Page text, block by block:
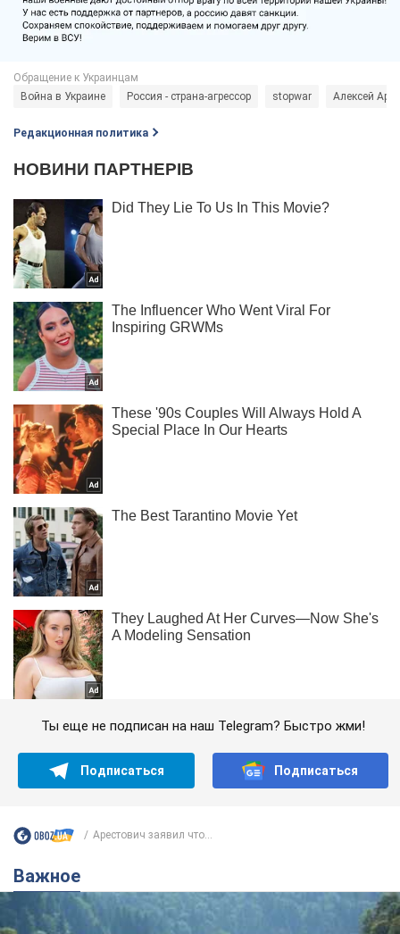
Война в Украине Россия - страна-агрессор stopwar Алексей
Редакционная политика
Ты еще не подписан на наш Telegram? Быстро жми!
Подписаться Подписаться
Арестович заявил что...
Важное